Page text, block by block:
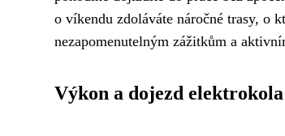
o víkendu zdoláváte náročné trasy, o
nezapomenutelným zážitkům a
Výkon a dojezd elektrokola